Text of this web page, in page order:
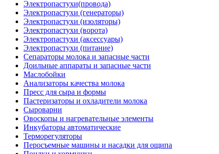
Электропастухи(провода)
Электропастухи (генераторы)
Электропастухи (изоляторы)
Электропастухи (ворота)
Электропастухи (аксессуары)
Электропастухи (питание)
Сепараторы молока и запасные части
Доильные аппараты и запасные части
Маслобойки
Анализаторы качества молока
Пресс для сыра и формы
Пастеризаторы и охладители молока
Сыроварни
Овоскопы и нагревательные элементы
Инкубаторы автоматические
Терморегуляторы
Перосъемные машины и насадки для ощипа